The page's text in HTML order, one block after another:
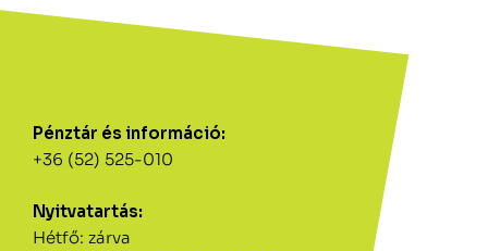
Pénztár és információ:
+36 (52) 525-010
Nyitvatartás:
Hétfő: zárva